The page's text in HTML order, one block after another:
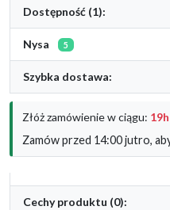
Dostępność (1):
Nysa 5
Szybka dostawa:
Złóż zamówienie w ciągu:
Zamów przed 14:00 jutro,
Cechy produktu (0):